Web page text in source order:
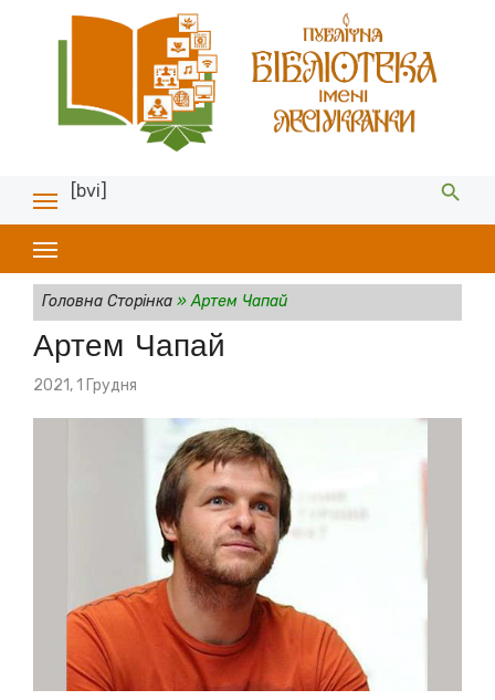
[bvi]
Головна Сторінка»Артем Чапай
Артем Чапай
Posted
2021, 1 Грудня